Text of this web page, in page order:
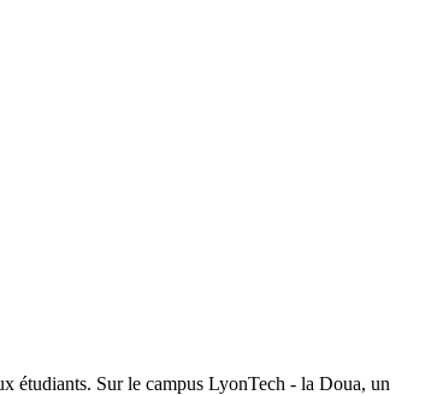
étudiants. Sur le campus LyonTech - la Doua, un